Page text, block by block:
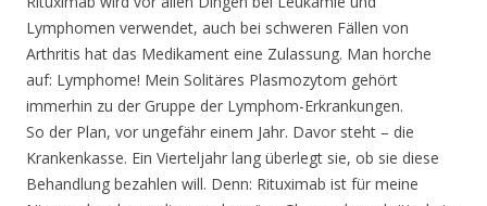
Lymphomen verwendet, auch bei schweren Fällen von
Arthritis hat das Medikament eine Zulassung. Man horche
auf: Lymphome! Mein Solitäres Plasmozytom gehört
immerhin zu der Gruppe der Lymphom-Erkrankungen.
So der Plan, vor ungefähr einem Jahr. Davor steht – die
Krankenkasse. Ein Vierteljahr lang überlegt sie, ob sie diese
Behandlung bezahlen will. Denn: Rituximab ist für meine